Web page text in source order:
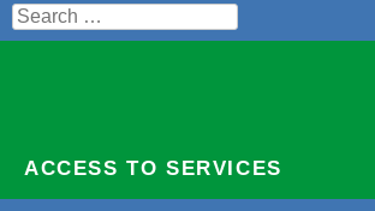
Search
for:
ACCESS TO SERVICES